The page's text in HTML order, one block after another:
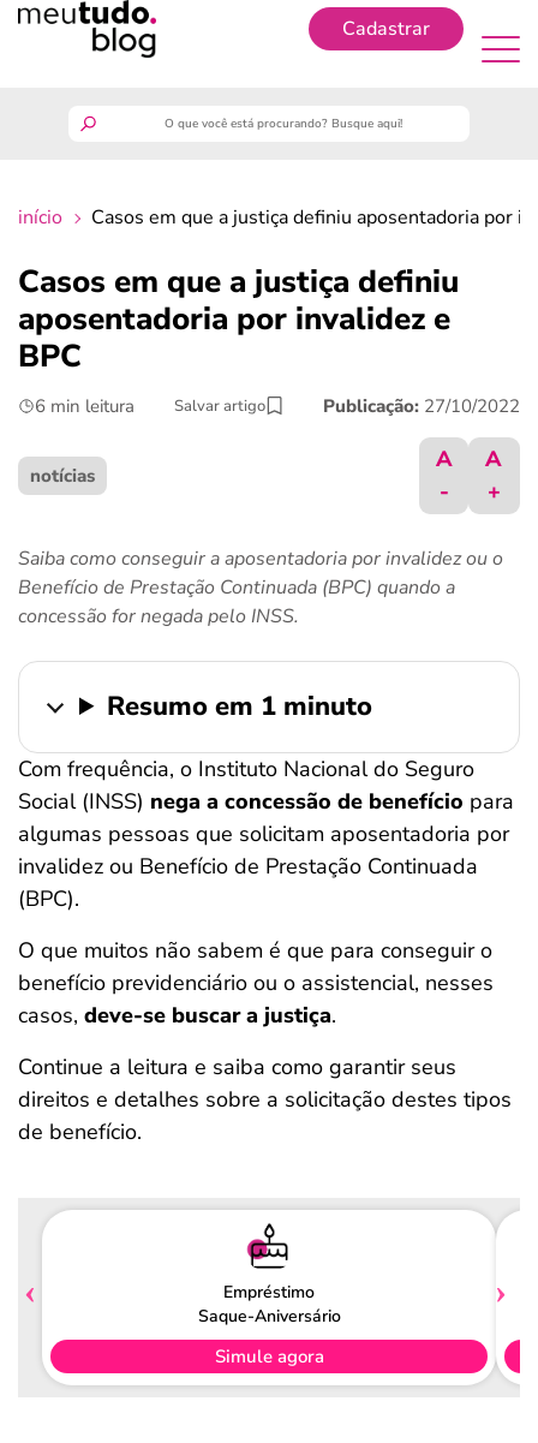
Cadastrar
finanças
benefícios
últimas notícias
ferramentas
início Casos em que a justiça definiu aposentadoria por
Casos em que a justiça definiu
aposentadoria por invalidez e
BPC
6 min leitura Salvar artigo Publicação: 27/10/2022
notícias
A
-
A
+
Saiba como conseguir a aposentadoria por invalidez ou o
Benefício de Prestação Continuada (BPC) quando a
concessão for negada pelo INSS.
Resumo em 1 minuto
Com frequência, o Instituto Nacional do Seguro
Social (INSS) nega a concessão de benefício para
algumas pessoas que solicitam aposentadoria por
invalidez ou Benefício de Prestação Continuada
(BPC).
O que muitos não sabem é que para conseguir o
benefício previdenciário ou o assistencial, nesses
casos, deve-se buscar a justiça.
Continue a leitura e saiba como garantir seus
direitos e detalhes sobre a solicitação destes tipos
de benefício.
Empréstimo
Saque-Aniversário
Simule agora